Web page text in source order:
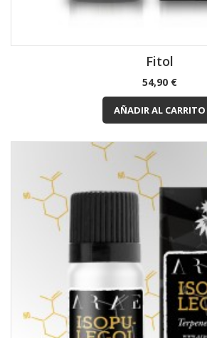
Fitol
Precio
54,90 €
AÑADIR AL CARRITO